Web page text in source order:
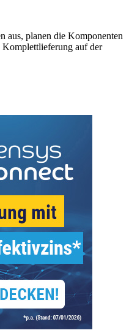
aus, planen die Komponenten
Komplettlieferung auf der